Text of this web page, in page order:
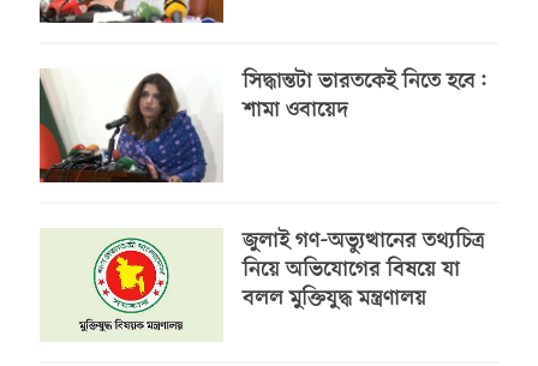
সিদ্ধান্তটা ভারতকেই নিতে হবে:
শামা ওবায়েদ
জুলাই গণ-অভ্যুত্থানের তথ্যচিত্র
নিয়ে অভিযোগের বিষয়ে যা
বলল মুক্তিযুদ্ধ মন্ত্রণালয়